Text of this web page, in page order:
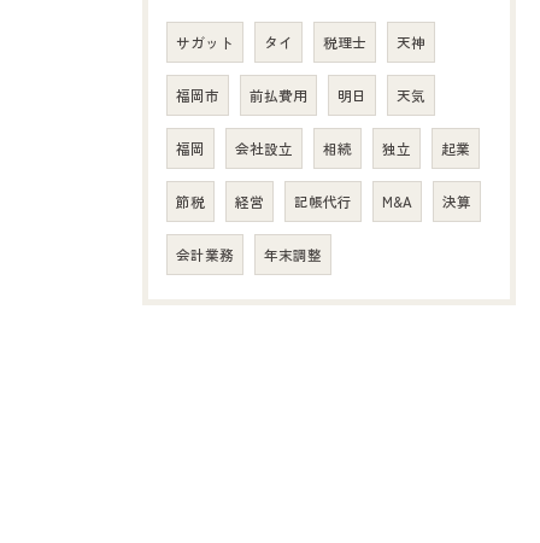
サガット タイ 税理士 天神
福岡市 前払費用 明日 天気
福岡 会社設立 相続 独立 起業
節税 経営 記帳代行 M&A 決算
会計業務 年末調整